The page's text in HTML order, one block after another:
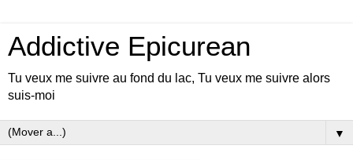
Addictive Epicurean
Tu veux me suivre au fond du lac, Tu veux me suivre alors
suis-moi
▼